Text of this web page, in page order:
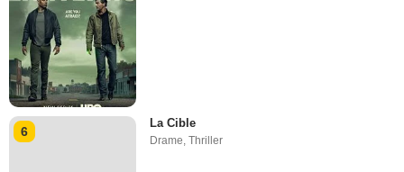
6
La Cible
Drame,Thriller